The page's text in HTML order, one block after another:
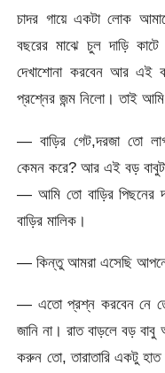
চাদর গায়ে একটা লোক
বছরের মাঝে চুল দাড়ি
দেখাশোনা করবেন আর এই
প্রশ্নের জন্ম নিলো। তাই
— বাড়ির গেট,দরজা তো
কেমন করে? আর এই বড়
— আমি তো বাড়ির পিছনের
বাড়ির মালিক।
— কিন্তু আমরা এসেছি
— এতো প্রশ্ন করবেন নে
জানি না। রাত বাড়লে বড়
করুন তো, তারাতারি একটু